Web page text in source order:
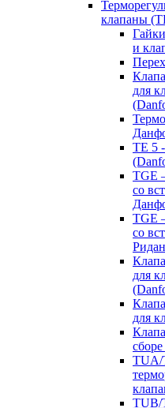
клапаны
и
для
TE 5
TGE
со
TGE
со
Ридан
для
для